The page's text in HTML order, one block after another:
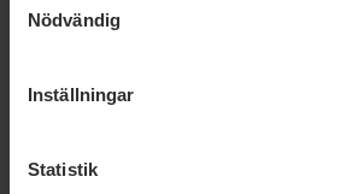
Nödvändig
Inställningar
Statistik
Alvesta, 14 januari 2025